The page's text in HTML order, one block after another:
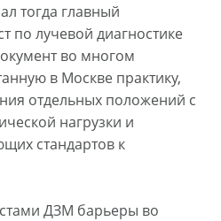
тогда главный
по лучевой диагностике
во многом
в Москве практику,
отдельных положений с
нагрузки и
стандартов к
ДЗМ барьеры во